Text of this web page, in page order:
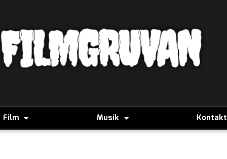
FILMGRUVAN
Film Musik Kontakt